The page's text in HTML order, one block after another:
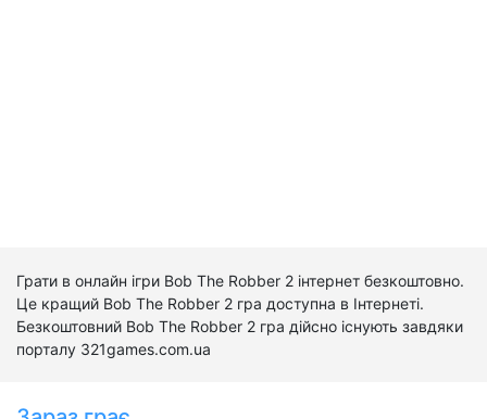
Грати в онлайн ігри Bob The Robber 2 інтернет безкоштовно.
Це кращий Bob The Robber 2 гра доступна в Інтернеті.
Безкоштовний Bob The Robber 2 гра дійсно існують завдяки
порталу 321games.com.ua